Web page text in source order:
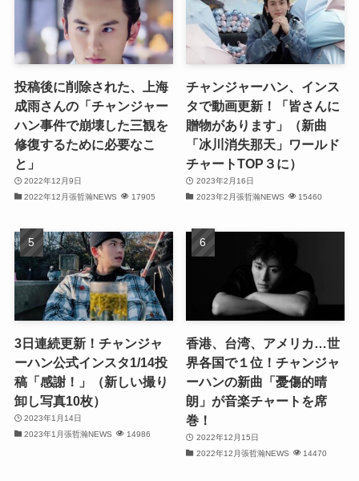
(29)
(30)
(32)
(32)
(29)
(31)
(32)
(32)
(29)
投稿後に削除された、上海
成雨さんの「チャンジャー
ハン事件で崩壊した三観を
修復するために必要なこ
と」
2022年12月9日
2022年12月張哲瀚NEWS
17905
チャンジャーハン、インス
タで動画更新！「皆さんに
贈物があります」（新曲
「冰川消失那天」ワールド
チャートTOP３に）
2023年2月16日
2023年2月張哲瀚NEWS
15460
3日連続更新！チャンジャ
ーハン公式インスタ1/14投
稿「感謝！」（新しい撮り
卸し写真10枚）
2023年1月14日
2023年1月張哲瀚NEWS
14986
香港、台湾、アメリカ…世
界各国で１位！チャンジャ
ーハンの新曲「憂傷的晴
朗」が音楽チャートを席
巻！
2022年12月15日
2022年12月張哲瀚NEWS
14470